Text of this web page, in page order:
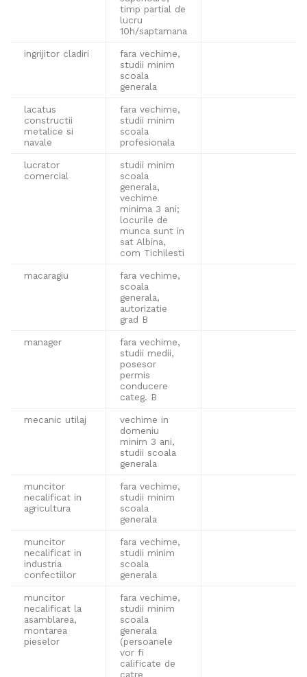
timp partial de
lucru
10h/saptamana
ingrijitor cladiri
fara vechime,
studii minim
scoala
generala
lacatus
constructii
metalice si
navale
fara vechime,
studii minim
scoala
profesionala
lucrator
comercial
studii minim
scoala
generala,
vechime
minima 3 ani;
locurile de
munca sunt in
sat Albina,
com Tichilesti
macaragiu
fara vechime,
scoala
generala,
autorizatie
grad B
manager
fara vechime,
studii medii,
posesor
permis
conducere
categ. B
mecanic utilaj
vechime in
domeniu
minim 3 ani,
studii scoala
generala
muncitor
necalificat in
agricultura
fara vechime,
studii minim
scoala
generala
muncitor
necalificat in
industria
confectiilor
fara vechime,
studii minim
scoala
generala
muncitor
necalificat la
asamblarea,
montarea
pieselor
fara vechime,
studii minim
scoala
generala
(persoanele
vor fi
calificate de
catre